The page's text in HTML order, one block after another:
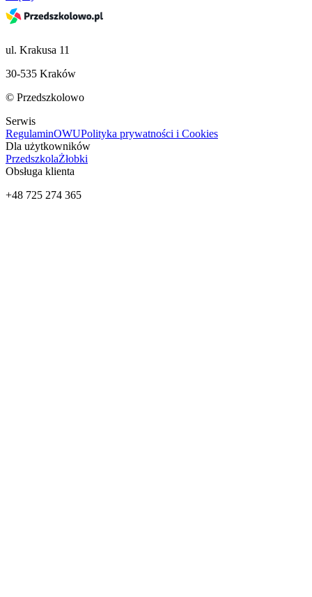
ul. Krakusa 11
30-535 Kraków
© Przedszkolowo
Serwis
RegulaminOWUPolityka prywatności i Cookies
Dla użytkowników
PrzedszkolaŻłobki
Obsługa klienta
+48 725 274 365